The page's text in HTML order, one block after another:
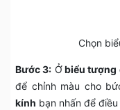
Chọn
Bước 3: Ởbiểu tượng
để chỉnh màu cho
kính bạn nhấn để